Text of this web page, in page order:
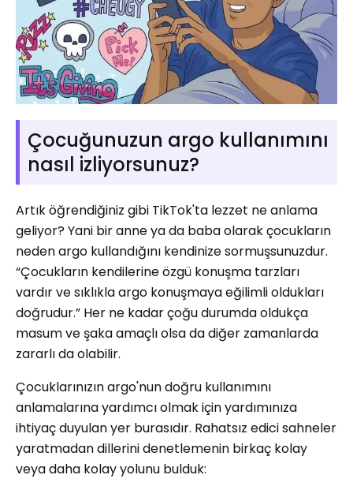
Çocuğunuzun argo kullanımını
nasıl izliyorsunuz?
Artık öğrendiğiniz gibi TikTok'ta lezzet ne anlama
geliyor? Yani bir anne ya da baba olarak çocukların
neden argo kullandığını kendinize sormuşsunuzdur.
“Çocukların kendilerine özgü konuşma tarzları
vardır ve sıklıkla argo konuşmaya eğilimli oldukları
doğrudur.” Her ne kadar çoğu durumda oldukça
masum ve şaka amaçlı olsa da diğer zamanlarda
zararlı da olabilir.
Çocuklarınızın argo'nun doğru kullanımını
anlamalarına yardımcı olmak için yardımınıza
ihtiyaç duyulan yer burasıdır. Rahatsız edici sahneler
yaratmadan dillerini denetlemenin birkaç kolay
veya daha kolay yolunu bulduk: